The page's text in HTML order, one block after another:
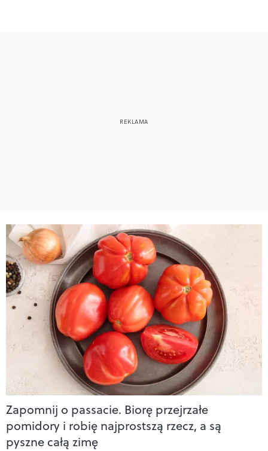
Zapomnij o passacie. Biorę przejrzałe
pomidory i robię najprostszą rzecz, a są
pyszne całą zimę